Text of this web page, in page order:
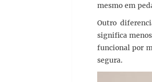
mesmo em
Outro
significa
funcional por
segura.